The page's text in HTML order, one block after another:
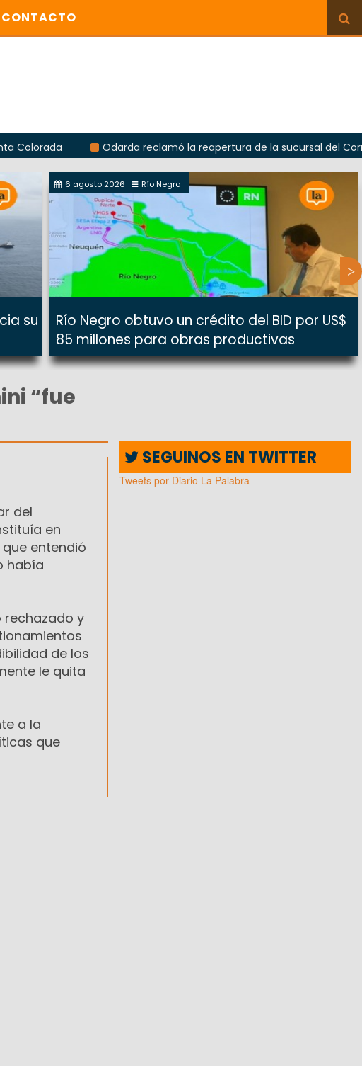
CONTACTO
Odarda reclamó la reapertura de la sucursal del Correo
su
6 agosto 2026 Río Negro
Río Negro obtuvo un crédito del BID por US$
85 millones para obras productivas
“fue
del
en
entendió
había
rechazado y
de los
le quita
a la
que
SEGUINOS EN TWITTER
Tweets por Diario La Palabra